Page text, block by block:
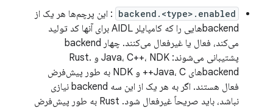
backend.<type>.enabled : این پرچم‌ها هر یک از
backendهایی را که کامپایلر AIDL برای آنها کد تولید
می‌کند، فعال یا غیرفعال می‌کنند. چهار backend
پشتیبانی می‌شوند: Java، C++، NDK و Rust.
backendهای Java، C++ و NDK به طور پیش‌فرض
فعال هستند. اگر به هر یک از این سه backend نیازی
نباشد، باید صریحاً غیرفعال شود. Rust به طور پیش‌فرض